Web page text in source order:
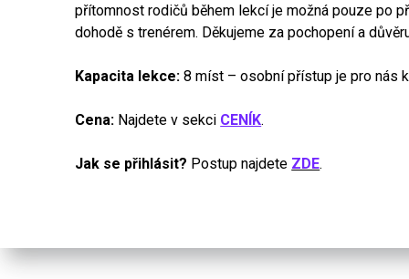
přítomnost rodičů během lekcí je možná pouze po
dohodě s trenérem. Děkujeme za pochopení a
Kapacita lekce: 8 míst – osobní přístup je pro nás
Cena: Najdete v sekci CENÍK.
Jak se přihlásit? Postup najdete ZDE.